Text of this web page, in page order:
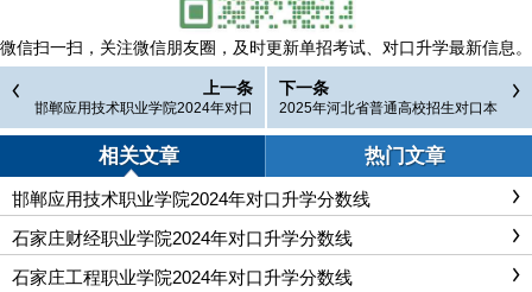
微信扫一扫， 关注微信朋友圈，及时更新单招考试、对口升学最新信息。
上一条
邯郸应用技术职业学院2024年对口
升学分数线
下一条
2025年河北省普通高校招生对口本
科批平行志愿投档情况统计
相关文章 热门文章
邯郸应用技术职业学院2024年对口升学分数线
石家庄财经职业学院2024年对口升学分数线
石家庄工程职业学院2024年对口升学分数线